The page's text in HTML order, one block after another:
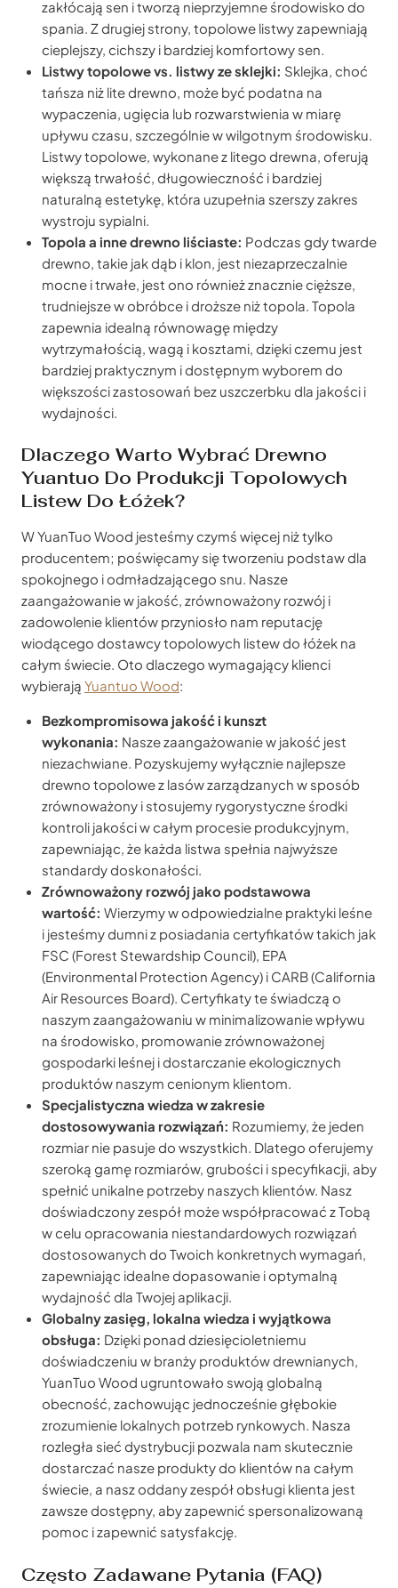
zakłócają sen i tworzą nieprzyjemne środowisko do
spania. Z drugiej strony, topolowe listwy zapewniają
cieplejszy, cichszy i bardziej komfortowy sen.
Listwy topolowe vs. listwy ze sklejki: Sklejka, choć
tańsza niż lite drewno, może być podatna na
wypaczenia, ugięcia lub rozwarstwienia w miarę
upływu czasu, szczególnie w wilgotnym środowisku.
Listwy topolowe, wykonane z litego drewna, oferują
większą trwałość, długowieczność i bardziej
naturalną estetykę, która uzupełnia szerszy zakres
wystroju sypialni.
Topola a inne drewno liściaste: Podczas gdy twarde
drewno, takie jak dąb i klon, jest niezaprzeczalnie
mocne i trwałe, jest ono również znacznie cięższe,
trudniejsze w obróbce i droższe niż topola. Topola
zapewnia idealną równowagę między
wytrzymałością, wagą i kosztami, dzięki czemu jest
bardziej praktycznym i dostępnym wyborem do
większości zastosowań bez uszczerbku dla jakości i
wydajności.
Dlaczego Warto Wybrać Drewno
Yuantuo Do Produkcji Topolowych
Listew Do Łóżek?
W YuanTuo Wood jesteśmy czymś więcej niż tylko
producentem; poświęcamy się tworzeniu podstaw dla
spokojnego i odmładzającego snu. Nasze
zaangażowanie w jakość, zrównoważony rozwój i
zadowolenie klientów przyniosło nam reputację
wiodącego dostawcy topolowych listew do łóżek na
całym świecie. Oto dlaczego wymagający klienci
wybierają Yuantuo Wood:
Bezkompromisowa jakość i kunszt
wykonania: Nasze zaangażowanie w jakość jest
niezachwiane. Pozyskujemy wyłącznie najlepsze
drewno topolowe z lasów zarządzanych w sposób
zrównoważony i stosujemy rygorystyczne środki
kontroli jakości w całym procesie produkcyjnym,
zapewniając, że każda listwa spełnia najwyższe
standardy doskonałości.
Zrównoważony rozwój jako podstawowa
wartość: Wierzymy w odpowiedzialne praktyki leśne
i jesteśmy dumni z posiadania certyfikatów takich jak
FSC (Forest Stewardship Council), EPA
(Environmental Protection Agency) i CARB (California
Air Resources Board). Certyfikaty te świadczą o
naszym zaangażowaniu w minimalizowanie wpływu
na środowisko, promowanie zrównoważonej
gospodarki leśnej i dostarczanie ekologicznych
produktów naszym cenionym klientom.
Specjalistyczna wiedza w zakresie
dostosowywania rozwiązań: Rozumiemy, że jeden
rozmiar nie pasuje do wszystkich. Dlatego oferujemy
szeroką gamę rozmiarów, grubości i specyfikacji, aby
spełnić unikalne potrzeby naszych klientów. Nasz
doświadczony zespół może współpracować z Tobą
w celu opracowania niestandardowych rozwiązań
dostosowanych do Twoich konkretnych wymagań,
zapewniając idealne dopasowanie i optymalną
wydajność dla Twojej aplikacji.
Globalny zasięg, lokalna wiedza i wyjątkowa
obsługa: Dzięki ponad dziesięcioletniemu
doświadczeniu w branży produktów drewnianych,
YuanTuo Wood ugruntowało swoją globalną
obecność, zachowując jednocześnie głębokie
zrozumienie lokalnych potrzeb rynkowych. Nasza
rozległa sieć dystrybucji pozwala nam skutecznie
dostarczać nasze produkty do klientów na całym
świecie, a nasz oddany zespół obsługi klienta jest
zawsze dostępny, aby zapewnić spersonalizowaną
pomoc i zapewnić satysfakcję.
Często Zadawane Pytania (FAQ)